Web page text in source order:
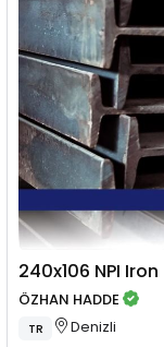
240x106 NPI Iron
ÖZHAN HADDE
TR Denizli